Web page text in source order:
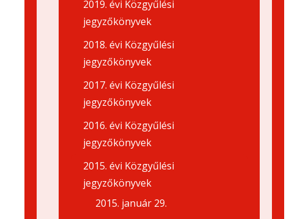
2019. évi Közgyűlési
jegyzőkönyvek
2018. évi Közgyűlési
jegyzőkönyvek
2017. évi Közgyűlési
jegyzőkönyvek
2016. évi Közgyűlési
jegyzőkönyvek
2015. évi Közgyűlési
jegyzőkönyvek
2015. január 29.